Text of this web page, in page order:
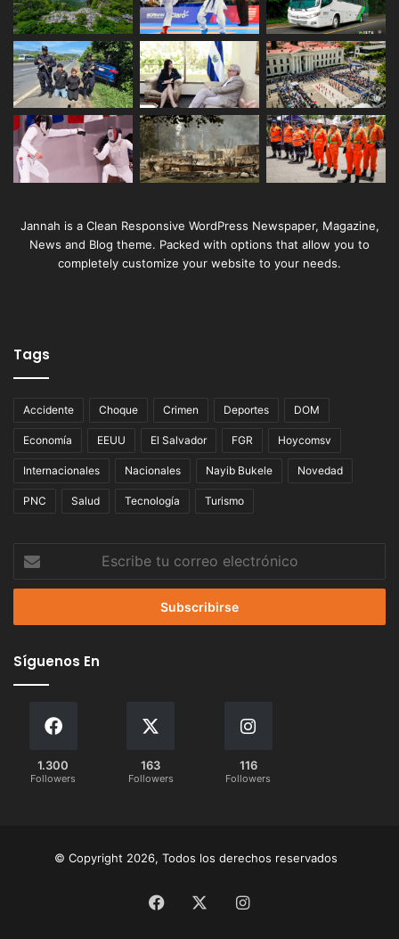
Jannah is a Clean Responsive WordPress Newspaper, Magazine,
News and Blog theme. Packed with options that allow you to
completely customize your website to your needs.
Tags
Accidente Choque Crimen Deportes DOM
Economía EEUU El Salvador FGR Hoycomsv
Internacionales Nacionales Nayib Bukele Novedad
PNC Salud Tecnología Turismo
tu
correo
Síguenos En
1.300
Followers
163
Followers
116
Followers
© Copyright 2026, Todos los derechos reservados
Facebook Instagram